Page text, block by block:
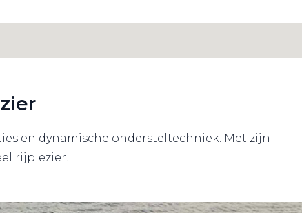
en dynamische ondersteltechniek. Met zijn
rijplezier.